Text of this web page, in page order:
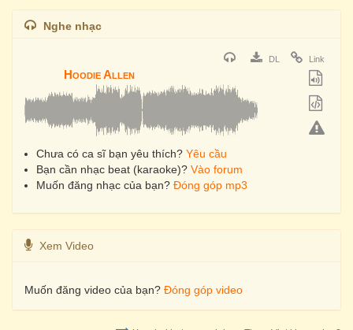
Nghe nhạc
DL Link
Hoodie Allen
Chưa có ca sĩ bạn yêu thích? Yêu cầu
Bạn cần nhạc beat (karaoke)? Vào forum
Muốn đăng nhạc của bạn? Đóng góp mp3
Xem Video
Muốn đăng video của bạn? Đóng góp video